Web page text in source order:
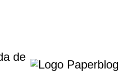
de